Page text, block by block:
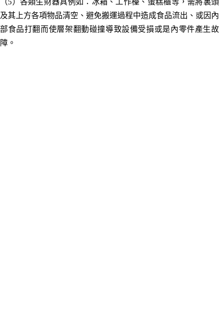
（5）各類生財器具例如：冰箱、工作檯、蛋糕櫃等，需將裏頭
及其上方各項物品清空、避免搬運過程中造成食品流出、或因內
部食品打翻而使層架翻動碰撞導致設備受損或是內零件產生故
障。